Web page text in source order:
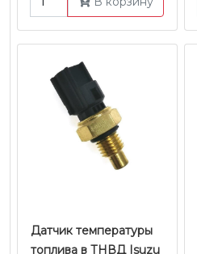
Датчик температуры
топлива в ТНВД Isuzu